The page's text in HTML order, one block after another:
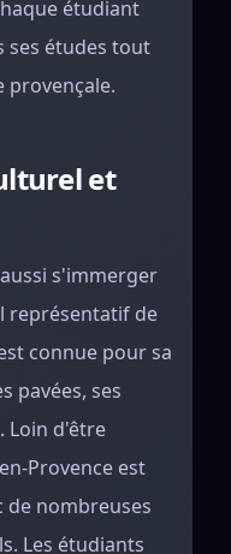
étudiant
ses études tout
provençale.
et
s'immerger
représentatif de
connue pour sa
pavées, ses
Loin d'être
Provence est
de nombreuses
Les étudiants